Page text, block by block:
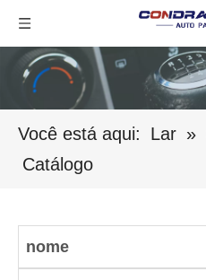
Você está aqui: Lar »
Catálogo
nome